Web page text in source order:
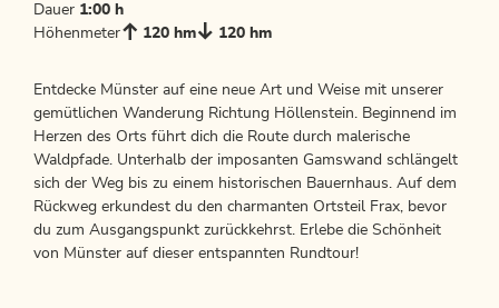
Dauer 1:00 h
Höhenmeter
120 hm 120 hm
Entdecke Münster auf eine neue Art und Weise mit unserer
gemütlichen Wanderung Richtung Höllenstein. Beginnend im
Herzen des Orts führt dich die Route durch malerische
Waldpfade. Unterhalb der imposanten Gamswand schlängelt
sich der Weg bis zu einem historischen Bauernhaus. Auf dem
Rückweg erkundest du den charmanten Ortsteil Frax, bevor
du zum Ausgangspunkt zurückkehrst. Erlebe die Schönheit
von Münster auf dieser entspannten Rundtour!